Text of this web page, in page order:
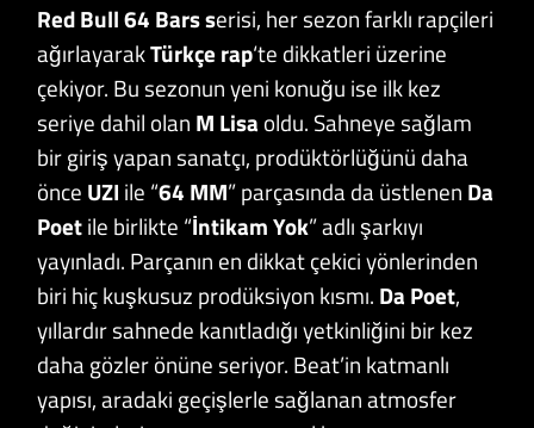
Red Bull 64 Bars serisi, her sezon farklı rapçileri
ağırlayarakTürkçe rap‘te dikkatleri üzerine
çekiyor. Bu sezonun yeni konuğu ise ilk kez
seriye dahil olan M Lisa oldu. Sahneye sağlam
bir giriş yapan sanatçı, prodüktörlüğünü daha
önce UZI ile “64 MM” parçasında da üstlenen Da
Poetile birlikte “İntikam Yok” adlı şarkıyı
yayınladı. Parçanın en dikkat çekici yönlerinden
biri hiç kuşkusuz prodüksiyon kısmı. Da Poet,
yıllardır sahnede kanıtladığı yetkinliğini bir kez
daha gözler önüne seriyor. Beat’in katmanlı
yapısı, aradaki geçişlerle sağlanan atmosfer